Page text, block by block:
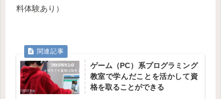
料体験あり）
ゲーム（PC）系プログラミング
教室で学んだことを活かして資
格を取ることができる